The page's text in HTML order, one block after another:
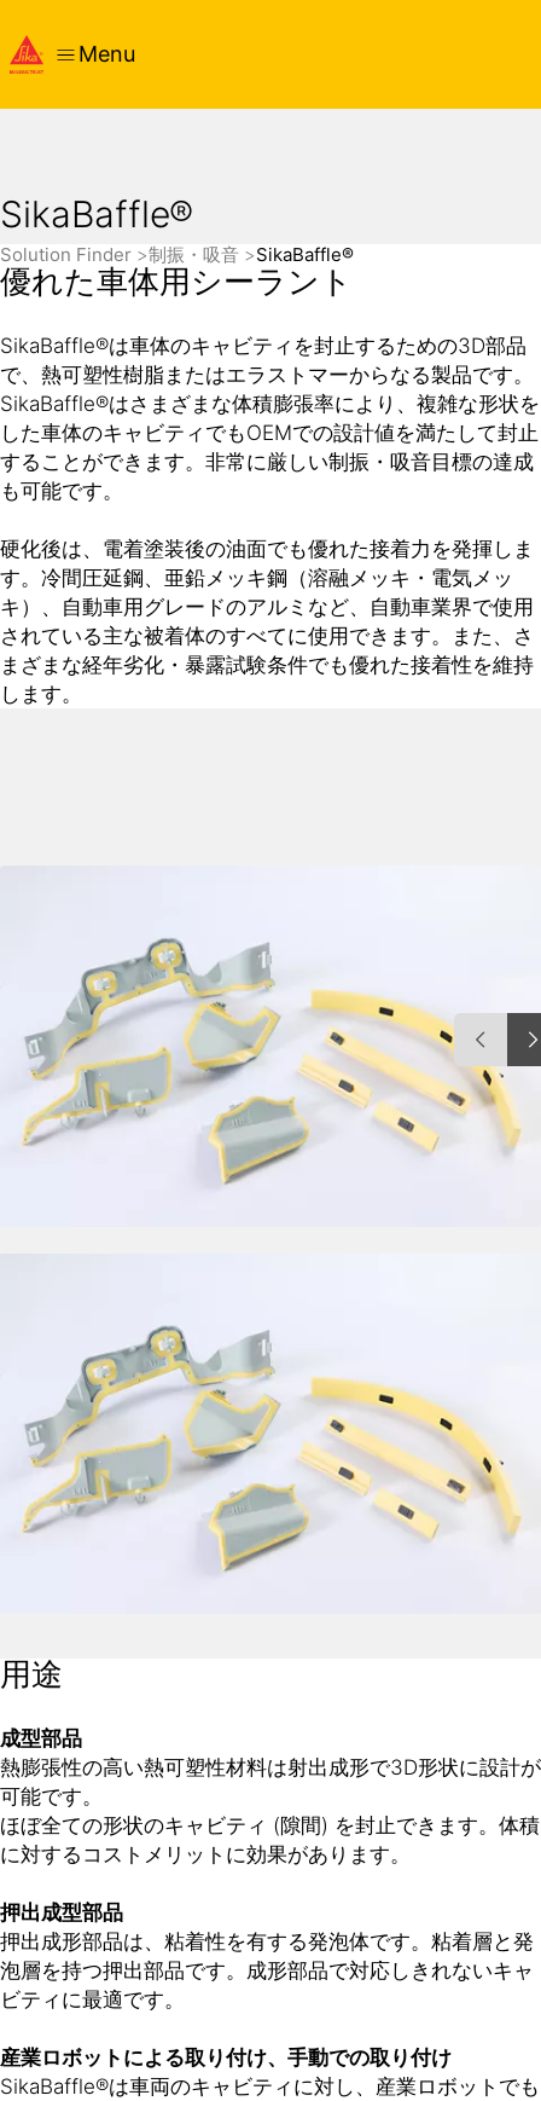
Menu
SikaBaffle®
Solution Finder 制振・吸音 SikaBaffle®
優れた車体用シーラント
SikaBaffle®は車体のキャビティを封止するための3D部品
で、熱可塑性樹脂またはエラストマーからなる製品です。
SikaBaffle®はさまざまな体積膨張率により、複雑な形状を
した車体のキャビティでもOEMでの設計値を満たして封止
することができます。非常に厳しい制振・吸音目標の達成
も可能です。
硬化後は、電着塗装後の油面でも優れた接着力を発揮しま
す。冷間圧延鋼、亜鉛メッキ鋼（溶融メッキ・電気メッ
キ）、自動車用グレードのアルミなど、自動車業界で使用
されている主な被着体のすべてに使用できます。また、さ
まざまな経年劣化・暴露試験条件でも優れた接着性を維持
します。
用途
成型部品
熱膨張性の高い熱可塑性材料は射出成形で3D形状に設計が
可能です。
ほぼ全ての形状のキャビティ (隙間) を封止できます。体積
に対するコストメリットに効果があります。
押出成型部品
押出成形部品は、粘着性を有する発泡体です。粘着層と発
泡層を持つ押出部品です。成形部品で対応しきれないキャ
ビティに最適です。
産業ロボットによる取り付け、手動での取り付け
SikaBaffle®は車両のキャビティに対し、産業ロボットでも